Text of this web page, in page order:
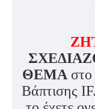
ΘΕΜΑ
Βάπτισης